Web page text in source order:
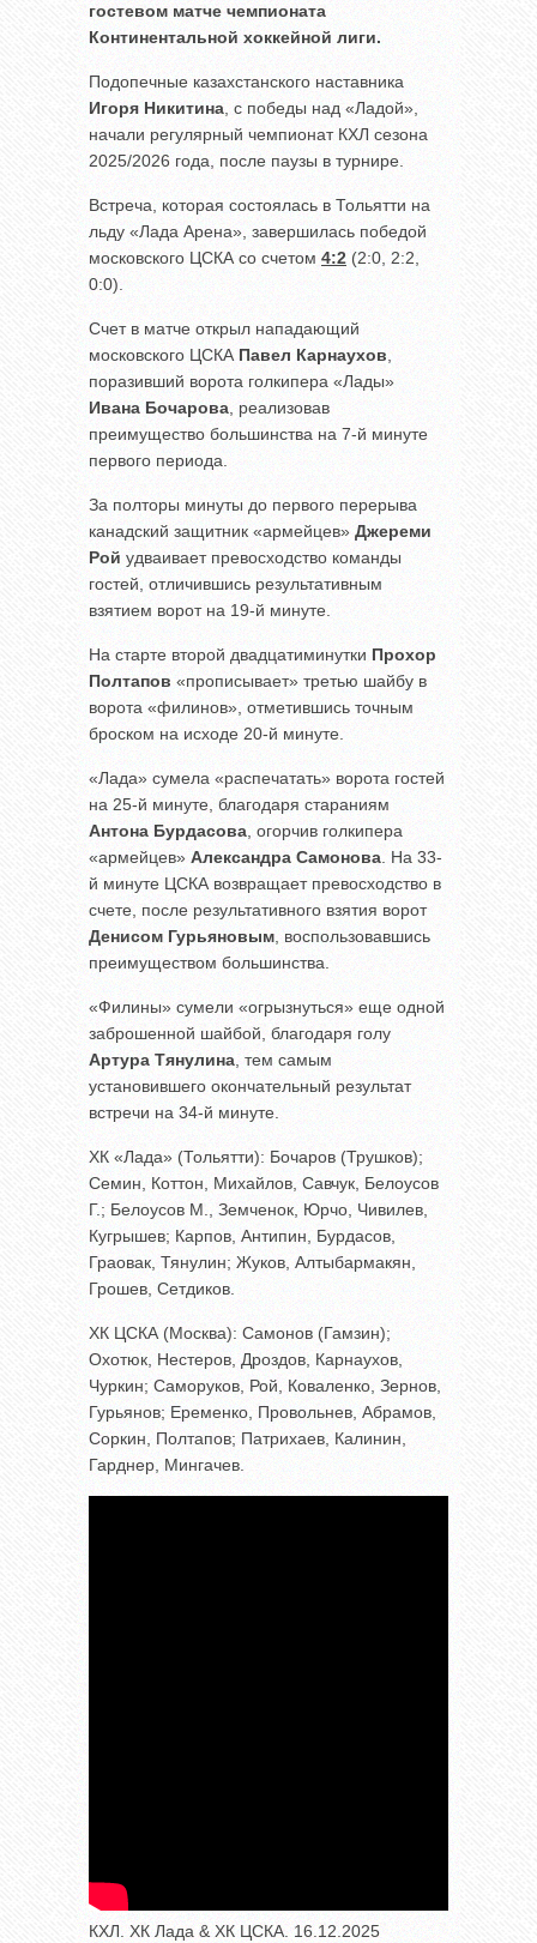
гостевом матче чемпионата
Континентальной хоккейной лиги.
Подопечные казахстанского наставника
Игоря Никитина, с победы над «Ладой»,
начали регулярный чемпионат КХЛ сезона
2025/2026 года, после паузы в турнире.
Встреча, которая состоялась в Тольятти на
льду «Лада Арена», завершилась победой
московского ЦСКА со счетом 4:2 (2:0, 2:2,
0:0).
Счет в матче открыл нападающий
московского ЦСКАПавел Карнаухов,
поразивший ворота голкипера «Лады»
Ивана Бочарова, реализовав
преимущество большинства на 7-й минуте
первого периода.
За полторы минуты до первого перерыва
канадский защитник «армейцев» Джереми
Рой удваивает превосходство команды
гостей, отличившись результативным
взятием ворот на 19-й минуте.
На старте второй двадцатиминутки Прохор
Полтапов «прописывает» третью шайбу в
ворота «филинов», отметившись точным
броском на исходе 20-й минуте.
«Лада» сумела «распечатать» ворота гостей
на 25-й минуте, благодаря стараниям
Антона Бурдасова, огорчив голкипера
«армейцев» Александра Самонова. На 33-
й минуте ЦСКА возвращает превосходство в
счете, после результативного взятия ворот
Денисом Гурьяновым, воспользовавшись
преимуществом большинства.
«Филины» сумели «огрызнуться» еще одной
заброшенной шайбой, благодаря голу
Артура Тянулина, тем самым
установившего окончательный результат
встречи на 34-й минуте.
ХК «Лада» (Тольятти): Бочаров (Трушков);
Семин, Коттон, Михайлов, Савчук, Белоусов
Г.; Белоусов М., Земченок, Юрчо, Чивилев,
Кугрышев; Карпов, Антипин, Бурдасов,
Граовак, Тянулин; Жуков, Алтыбармакян,
Грошев, Сетдиков.
ХК ЦСКА (Москва): Самонов (Гамзин);
Охотюк, Нестеров, Дроздов, Карнаухов,
Чуркин; Саморуков, Рой, Коваленко, Зернов,
Гурьянов; Еременко, Провольнев, Абрамов,
Соркин, Полтапов; Патрихаев, Калинин,
Гарднер, Мингачев.
КХЛ. ХК Лада & ХК ЦСКА. 16.12.2025